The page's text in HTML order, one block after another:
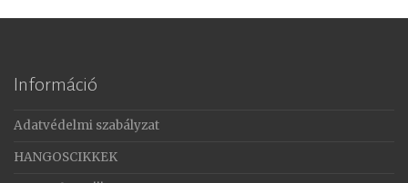
Információ
Adatvédelmi szabályzat
HANGOSCIKKEK